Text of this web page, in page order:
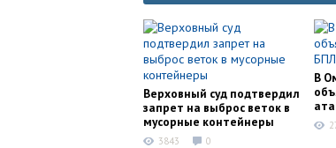
Верховный суд подтвердил
запрет на выброс веток в
мусорные контейнеры
3843 0
В